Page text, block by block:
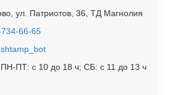
ул. Патриотов, 36, ТД Магнолия
66-65
ПН-ПТ: с 10 до 18 ч; СБ: с 11 до 13 ч